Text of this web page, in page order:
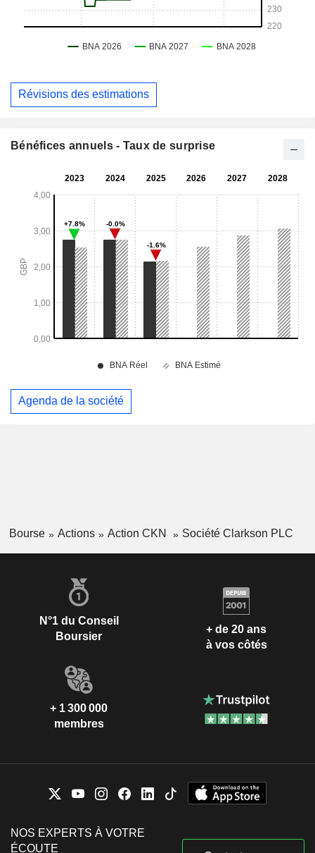
Révisions des estimations
Bénéfices annuels - Taux de surprise
Agenda de la société
Bourse Actions Action CKN Société Clarkson PLC
N°1 du Conseil
Boursier
+ de 20 ans
à vos côtés
+ 1 300 000
membres
NOS EXPERTS À VOTRE
ÉCOUTE